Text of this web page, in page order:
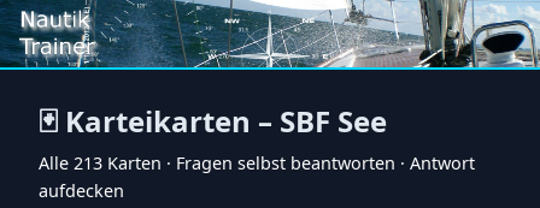
🃏 Karteikarten – SBF See
Alle 213 Karten · Fragen selbst beantworten · Antwort
aufdecken